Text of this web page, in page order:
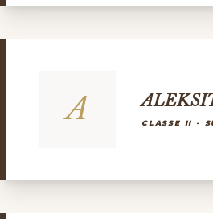
A CLASSE II -